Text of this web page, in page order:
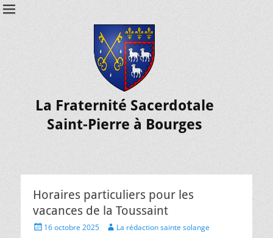
La Fraternité Sacerdotale
Saint-Pierre à Bourges
Horaires particuliers pour les
vacances de la Toussaint
16 octobre 2025 La rédaction sainte solange